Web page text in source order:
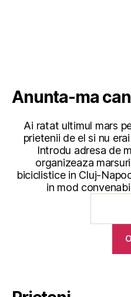
Anunta-ma
Ai ratat ultimul mars
prietenii de el si nu
Introdu adresa de
organizeaza
biciclistice in Cluj-
in mod